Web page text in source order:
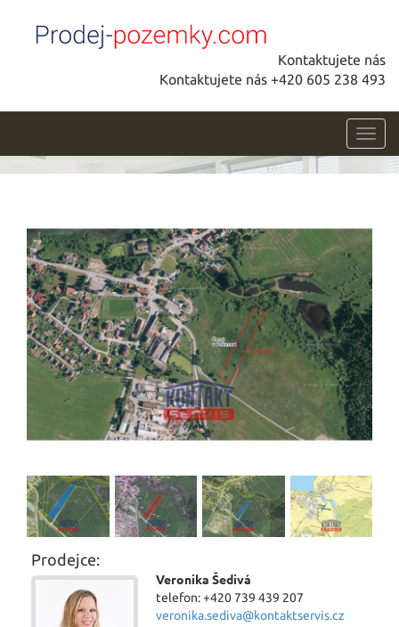
Kontaktujete nás
Kontaktujete nás +420 605 238 493
Prodejce:
Veronika Šedivá
telefon: +420 739 439 207
veronika.sediva@kontaktservis.cz